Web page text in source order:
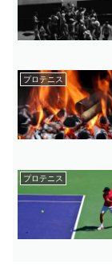
プロテニス
プロテニス